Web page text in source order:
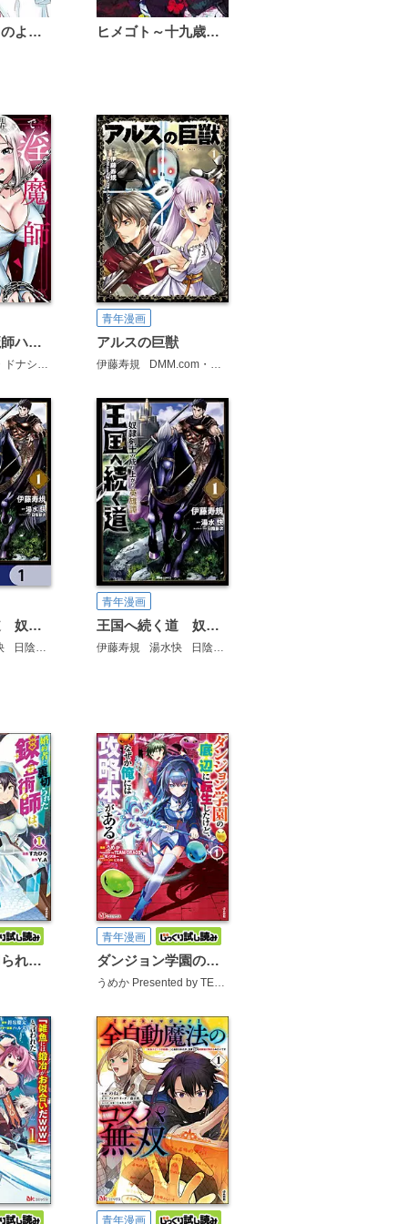
恋は雨上がりのように ヒメゴト～十九歳の制服～
異世界で淫魔師ハレム
ナシアン
青年漫画
アルスの巨獣
伊藤寿規 DMM.com・旭プロダクション
王国へ続く道 奴隷剣士の成り上がり英雄譚【分冊版】
日陰影次
青年漫画
王国へ続く道 奴隷剣士の成り上がり英雄譚【タテスク】
伊藤寿規 湯水快 日陰影次
婚約者に裏切られた錬金術師は、独立して『ざまぁ』します コミック版
青年漫画
ダンジョン学園の底辺に転生したけど、なぜか俺には攻略本がある コミック版
うめか Presented by TEAM DRACO
青年漫画